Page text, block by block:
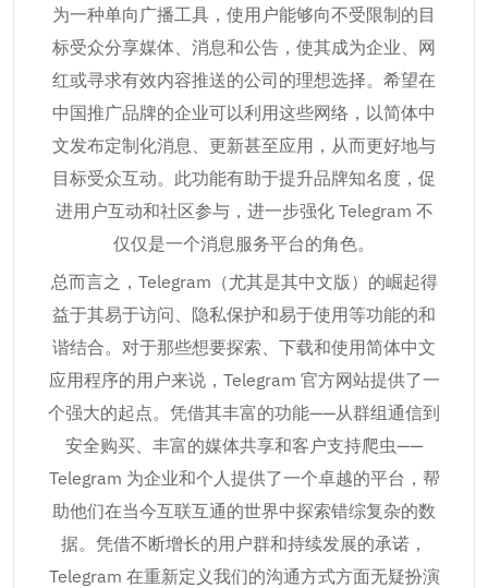
为一种单向广播工具，使用户能够向不受限制的目
标受众分享媒体、消息和公告，使其成为企业、网
红或寻求有效内容推送的公司的理想选择。希望在
中国推广品牌的企业可以利用这些网络，以简体中
文发布定制化消息、更新甚至应用，从而更好地与
目标受众互动。此功能有助于提升品牌知名度，促
进用户互动和社区参与，进一步强化 Telegram 不
仅仅是一个消息服务平台的角色。
总而言之，Telegram（尤其是其中文版）的崛起得
益于其易于访问、隐私保护和易于使用等功能的和
谐结合。对于那些想要探索、下载和使用简体中文
应用程序的用户来说，Telegram 官方网站提供了一
个强大的起点。凭借其丰富的功能——从群组通信到
安全购买、丰富的媒体共享和客户支持爬虫——
Telegram 为企业和个人提供了一个卓越的平台，帮
助他们在当今互联互通的世界中探索错综复杂的数
据。凭借不断增长的用户群和持续发展的承诺，
Telegram 在重新定义我们的沟通方式方面无疑扮演